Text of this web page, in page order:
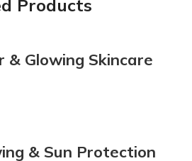
Products
& Glowing Skincare
& Sun Protection